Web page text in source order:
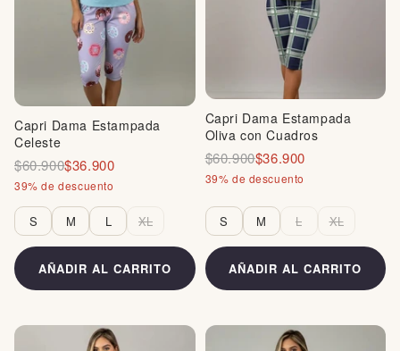
Capri Dama Estampada
Celeste
$60.900$36.900
39% de descuento
S M L XL
AÑADIR AL CARRITO
Capri Dama Estampada
Oliva con Cuadros
$60.900$36.900
39% de descuento
S M L XL
AÑADIR AL CARRITO